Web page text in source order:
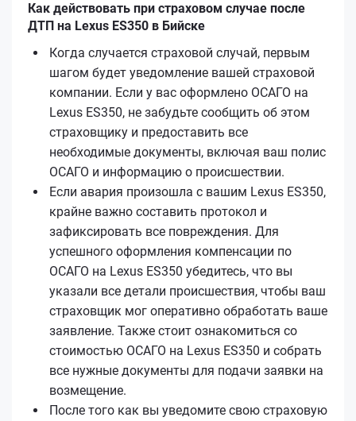
Как действовать при страховом случае после
ДТП на Lexus ES350 в Бийске
Когда случается страховой случай, первым
шагом будет уведомление вашей страховой
компании. Если у вас оформлено ОСАГО на
Lexus ES350, не забудьте сообщить об этом
страховщику и предоставить все
необходимые документы, включая ваш полис
ОСАГО и информацию о происшествии.
Если авария произошла с вашим Lexus ES350,
крайне важно составить протокол и
зафиксировать все повреждения. Для
успешного оформления компенсации по
ОСАГО на Lexus ES350 убедитесь, что вы
указали все детали происшествия, чтобы ваш
страховщик мог оперативно обработать ваше
заявление. Также стоит ознакомиться со
стоимостью ОСАГО на Lexus ES350 и собрать
все нужные документы для подачи заявки на
возмещение.
После того как вы уведомите свою страховую